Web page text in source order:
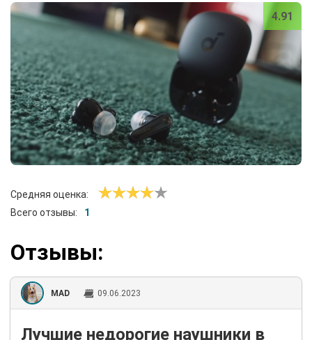
4.91
Средняя оценка:
Всего отзывы:
1
Отзывы:
MAD 09.06.2023
Лучшие недорогие наушники в